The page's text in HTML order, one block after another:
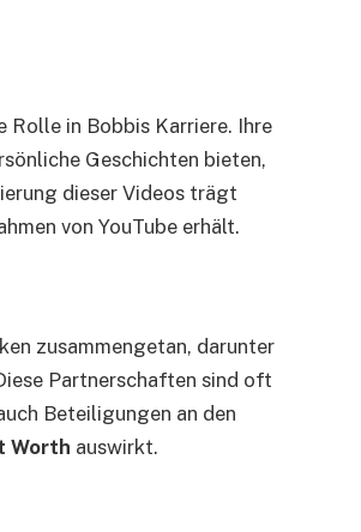
Rolle in Bobbis Karriere. Ihre
Geschichten bieten,
dieser Videos trägt
von YouTube erhält.
zusammengetan, darunter
Partnerschaften sind oft
Beteiligungen an den
Worth auswirkt.